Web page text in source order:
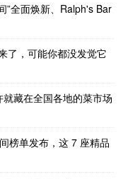
”全面焕新、Ralph's Bar
了，可能你都没发觉它
藏在全国各地的菜市场
榜单发布，这 7 座精品